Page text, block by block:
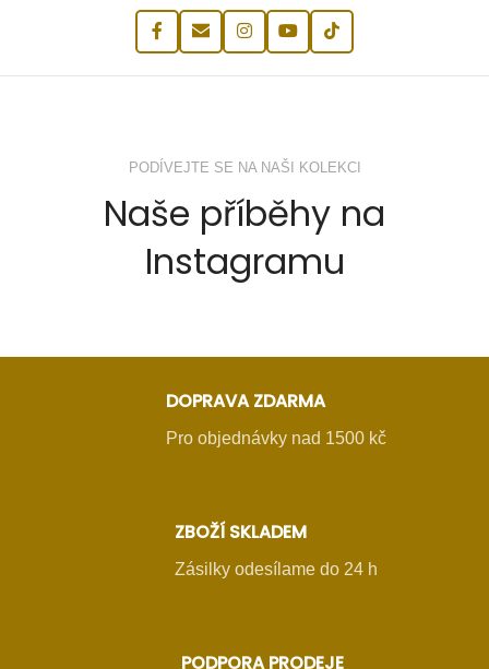
PODÍVEJTE SE NA NAŠI KOLEKCI
Naše příběhy na
Instagramu
DOPRAVA ZDARMA
Pro objednávky nad 1500 kč
ZBOŽÍ SKLADEM
Zásilky odesílame do 24 h
PODPORA PRODEJE